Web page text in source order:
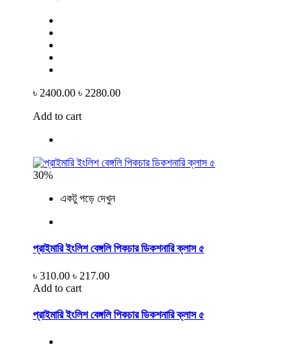
৳ 2400.00 ৳ 2280.00
Add to cart
30%
একটু পড়ে দেখুন
প্রাইমারি ইংলিশ বেঙ্গলি পিকচার ডিকশনারি ক্লাস ৫
৳ 310.00 ৳ 217.00
Add to cart
প্রাইমারি ইংলিশ বেঙ্গলি পিকচার ডিকশনারি ক্লাস ৫